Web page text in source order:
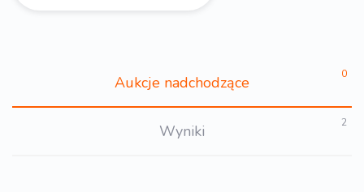
Aukcje nadchodzące 0
Wyniki 2